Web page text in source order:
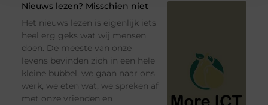
Nieuws lezen? Misschien niet
Het nieuws lezen is eigenlijk iets
heel erg geks wat wij mensen
doen. De meeste van onze
levens bevinden zich in een hele
kleine bubbel, we gaan naar ons
werk, we eten wat, we spreken af
met onze vrienden en